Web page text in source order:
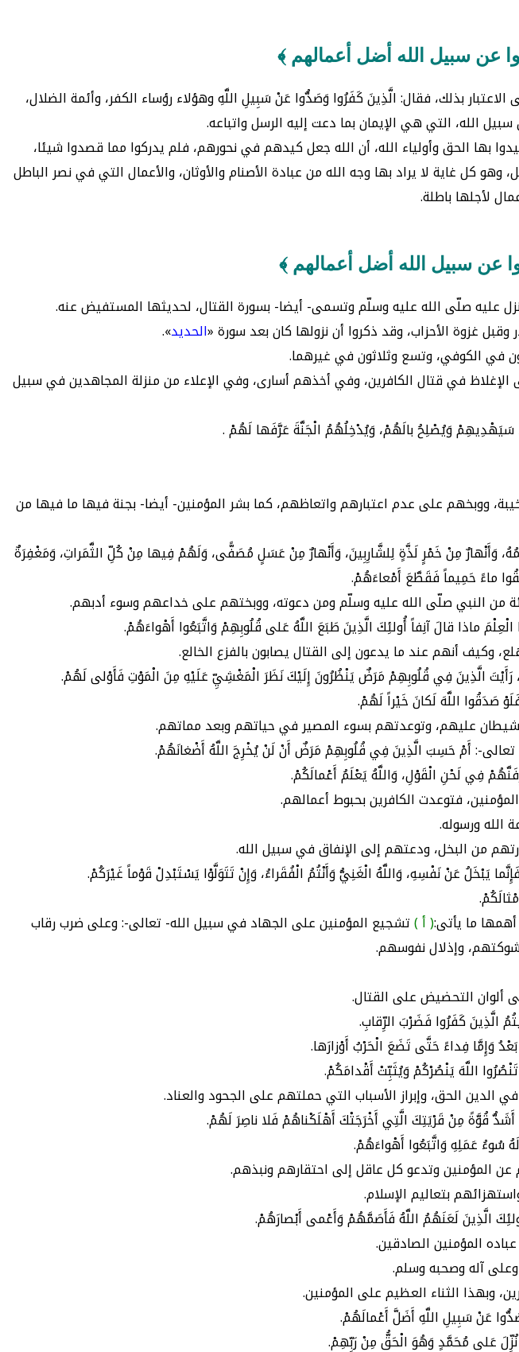
عن سبيل الله أضل أعمالهم ﴾
بذلك، فقال: الَّذِينَ كَفَرُوا وَصَدُّوا عَنْ سَبِيلِ اللَّهِ وهؤلاء رؤساء الكفر، وأئمة الضلال،
الله، التي هي الإيمان بما دعت إليه الرسل واتباعه.
بها الحق وأولياء الله، أن الله جعل كيدهم في نحورهم، فلم يدركوا مما قصدوا شيئا،
كل غاية لا يراد بها وجه الله من عبادة الأصنام والأوثان، والأعمال التي في نصر الباطل
لأجلها باطلة.
عن سبيل الله أضل أعمالهم ﴾
غزوة الأحزاب، وقد ذكروا أن نزولها كان بعد سورة «الحديد».
في الكوفي، وتسع وثلاثون في غيرهما.
الإغلاظ في قتال الكافرين، وفي أخذهم أسارى، وفي الإعلاء من منزلة المجاهدين في سبيل
وَيُصْلِحُ بالَهُمْ، وَيُدْخِلُهُمُ الْجَنَّةَ عَرَّفَها لَهُمْ .
ووبخهم على عدم اعتبارهم واتعاظهم، كما بشر المؤمنين- أيضا- بجنة فيها ما فيها من
وَأَنْهارٌ مِنْ خَمْرٍ لَذَّةٍ لِلشَّارِبِينَ، وَأَنْهارٌ مِنْ عَسَلٍ مُصَفًّى، وَلَهُمْ فِيها مِنْ كُلِّ الثَّمَراتِ، وَمَغْفِرَةٌ
ماءً حَمِيماً فَقَطَّعَ أَمْعاءَهُمْ.
ماذا قالَ آنِفاً أُولئِكَ الَّذِينَ طَبَعَ اللَّهُ عَلى قُلُوبِهِمْ وَاتَّبَعُوا أَهْواءَهُمْ.
رَأَيْتَ الَّذِينَ فِي قُلُوبِهِمْ مَرَضٌ يَنْظُرُونَ إِلَيْكَ نَظَرَ الْمَغْشِيِّ عَلَيْهِ مِنَ الْمَوْتِ فَأَوْلى لَهُمْ.
صَدَقُوا اللَّهَ لَكانَ خَيْراً لَهُمْ.
: أَمْ حَسِبَ الَّذِينَ فِي قُلُوبِهِمْ مَرَضٌ أَنْ لَنْ يُخْرِجَ اللَّهُ أَضْغانَهُمْ.
فِي لَحْنِ الْقَوْلِ، وَاللَّهُ يَعْلَمُ أَعْمالَكُمْ.
الله ورسوله.
من البخل، ودعتهم إلى الإنفاق في سبيل الله.
يَبْخَلُ عَنْ نَفْسِهِ، وَاللَّهُ الْغَنِيُّ وَأَنْتُمُ الْفُقَراءُ، وَإِنْ تَتَوَلَّوْا يَسْتَبْدِلْ قَوْماً غَيْرَكُمْ.
( أ )تشجيع المؤمنين على الجهاد في سبيل الله- تعالى-: وعلى ضرب رقاب
وإذلال نفوسهم.
التحضيض على القتال.
الَّذِينَ كَفَرُوا فَضَرْبَ الرِّقابِ.
وَإِمَّا فِداءً حَتَّى تَضَعَ الْحَرْبُ أَوْزارَها.
اللَّهَ يَنْصُرْكُمْ وَيُثَبِّتْ أَقْدامَكُمْ.
الدين الحق، وإبراز الأسباب التي حملتهم على الجحود والعناد.
قُوَّةً مِنْ قَرْيَتِكَ الَّتِي أَخْرَجَتْكَ أَهْلَكْناهُمْ فَلا ناصِرَ لَهُمْ.
سُوءُ عَمَلِهِ وَاتَّبَعُوا أَهْواءَهُمْ.
المؤمنين وتدعو كل عاقل إلى احتقارهم ونبذهم.
بتعاليم الإسلام.
الَّذِينَ لَعَنَهُمُ اللَّهُ فَأَصَمَّهُمْ وَأَعْمى أَبْصارَهُمْ.
المؤمنين الصادقين.
آله وصحبه وسلم.
وبهذا الثناء العظيم على المؤمنين.
عَنْ سَبِيلِ اللَّهِ أَضَلَّ أَعْمالَهُمْ.
نُزِّلَ عَلى مُحَمَّدٍ وَهُوَ الْحَقُّ مِنْ رَبِّهِمْ.